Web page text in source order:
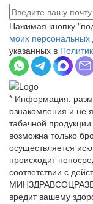
Нажимая кнопку
моих
указанных в
* Информация,
ознакомления и не
табачной
возможна только
осуществляется
происходит
соответствии с
вредит вашему